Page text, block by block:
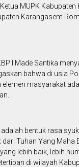
MUPK
Karangasem
I Made Santika
bahwa di usia
masyarakat
bentuk rasa
Tuhan Yang Maha
lebih baik, lebih
di wilayah